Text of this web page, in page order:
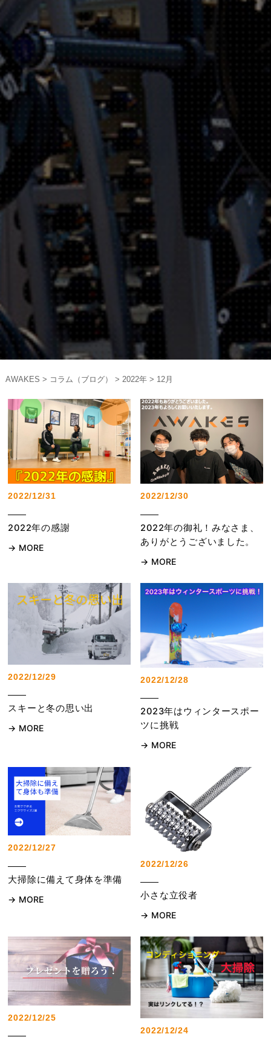
AWAKES > コラム（ブログ） > 2022年> 12月
2022/12/31
2022年の感謝
MORE
2022/12/30
2022年の御礼！みなさま、
ありがとうございました。
MORE
2022/12/29
スキーと冬の思い出
MORE
2022/12/28
2023年はウィンタースポー
ツに挑戦
MORE
2022/12/27
大掃除に備えて身体を準備
MORE
2022/12/26
小さな立役者
MORE
2022/12/25
2022/12/24